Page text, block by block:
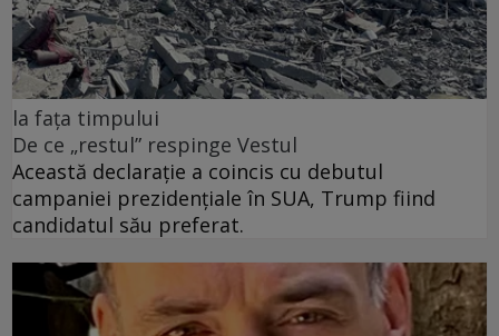
la fața timpului
De ce „restul” respinge Vestul
Această declarație a coincis cu debutul
campaniei prezidențiale în SUA, Trump fiind
candidatul său preferat.